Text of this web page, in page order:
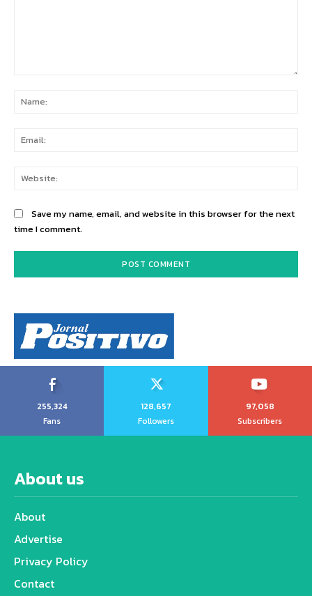
Save my name, email, and website in this browser for the next
time I comment.
255,324
Fans
128,657
Followers
97,058
Subscribers
About us
About
Advertise
Privacy Policy
Contact